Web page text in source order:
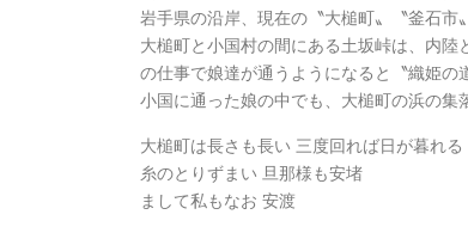
岩手県の沿岸、現在の〝大槌町〟〝釜石市
大槌町と小国村の間にある土坂峠は、内
の仕事で娘達が通うようになると〝織姫の
小国に通った娘の中でも、大槌町の浜の集
大槌町は長さも長い 三度回れば日が暮れる
糸のとりずまい 旦那様も安堵
まして私もなお 安渡